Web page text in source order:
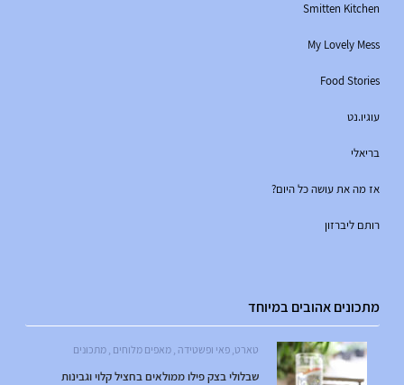
Smitten Kitchen
My Lovely Mess
Food Stories
עוגיו.נט
בריאלי
אז מה את עושה כל היום?
רותם ליברזון
מתכונים אהובים במיוחד
טארט, פאי ופשטידה ,מאפים מלוחים ,מתכונים
שבלולי בצק פילו ממולאים בחציל קלוי וגבינות